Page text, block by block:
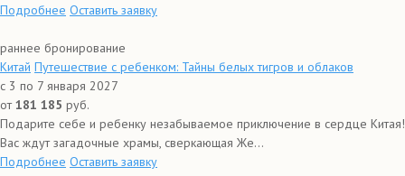
Подробнее Оставить заявку
раннее бронирование
Китай Путешествие с ребенком: Тайны белых тигров и облаков
с 3 по 7 января 2027
от181 185 руб.
Подарите себе и ребенку незабываемое приключение в сердце Китая!
Вас ждут загадочные храмы, сверкающая Же...
Подробнее Оставить заявку